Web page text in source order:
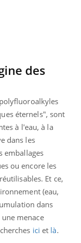
des
éternels", sont
à l'eau, à la
dans les
emballages
ou encore les
Et ce,
(eau,
dans
menace
ici et là.